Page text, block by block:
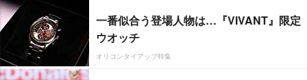
一番似合う登場人物は…『VIVANT』限定
ウオッチ
オリコンタイアップ特集